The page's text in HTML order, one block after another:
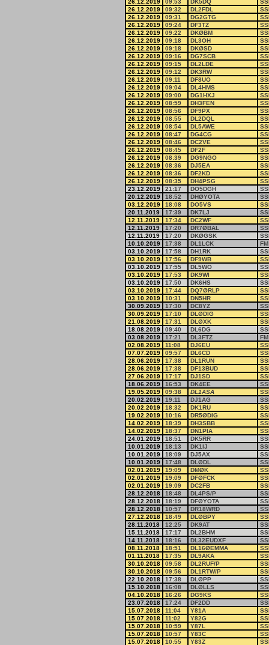
26.12.2019
09:53 DK5DQ
26.12.2019
09:32 DL2FDL
26.12.2019
09:31 DG2GTG
26.12.2019
09:24 DF3TZ
26.12.2019
09:22 DKØBM
26.12.2019
09:18 DL3OH
26.12.2019
09:18 DKØSD
26.12.2019
09:16 DG7SCB
26.12.2019
09:15 DL2LDE
26.12.2019
09:12 DK3RW
26.12.2019
09:11 DF8UO
26.12.2019
09:04 DL4HMS
26.12.2019
09:00 DG1HXJ
26.12.2019
08:59 DH3FEN
26.12.2019
08:56 DF9PX
26.12.2019
08:55 DL2DQL
26.12.2019
08:54 DL5AWE
26.12.2019
08:47 DG4CG
26.12.2019
08:46 DC2VE
26.12.2019
08:45 DF2F
26.12.2019
08:39 DG9NGO
26.12.2019
08:36 DJ5EA
26.12.2019
08:36 DF2KD
26.12.2019
08:35 DH4PSG
23.12.2019
21:17 DO5DGH
20.12.2019
18:52 DHØYOTA
03.12.2019
18:08 DO5VS
20.11.2019
17:39 DK7LJ
12.11.2019
17:34 DC2WF
12.11.2019
17:20 DR7ØBAL
12.11.2019
17:20 DKØGSK
10.10.2019
17:38 DL1LCK
FM
03.10.2019
17:58 DH1RK
03.10.2019
17:56 DF9WB
03.10.2019
17:55 DL5WO
03.10.2019
17:53 DK9WI
03.10.2019
17:50 DK6HS
03.10.2019
17:44 DQ7ØRLP
03.10.2019
10:31 DN5HR
30.09.2019
17:30 DC8YZ
30.09.2019
17:10 DLØDIG
21.08.2019
17:31 DLØXK
18.08.2019
09:40 DL6DG
03.08.2019
17:21 DL3FTZ
FM
02.08.2019
11:08 DJ6EU
07.07.2019
09:57 DL6CD
28.06.2019
17:38 DL1RUN
28.06.2019
17:38 DF13BUD
27.06.2019
17:17 DJ1SD
18.06.2019
16:53 DK4EE
19.05.2019
09:38 DL1ASA
20.02.2019
19:11 DJ1AG
20.02.2019
18:32 DK1RU
19.02.2019
10:16 DR5ØDIG
14.02.2019
18:39 DH3SBB
14.02.2019
18:37 DN1PIA
24.01.2019
18:51 DK5RR
10.01.2019
18:13 DK1IJ
10.01.2019
18:09 DJ5AX
10.01.2019
17:48 DLØDL
02.01.2019
19:09 DMØK
02.01.2019
19:09 DFØFCK
02.01.2019
19:09 DC2FB
28.12.2018
18:48 DL4PS/P
28.12.2018
18:19 DFØYOTA
28.12.2018
10:57 DR18WRD
27.12.2018
18:49 DLØBPY
28.11.2018
12:25 DK9AT
15.11.2018
17:17 DL2BHM
14.11.2018
18:16 DL32EUDXF
08.11.2018
18:51 DL16ØEMMA
01.11.2018
17:35 DL9AKA
30.10.2018
09:58 DL2RUF/P
30.10.2018
09:56 DL1RTW/P
22.10.2018
17:38 DLØPP
15.10.2018
16:08 DLØLLS
04.10.2018
16:26 DG9KS
23.07.2018
17:24 DF2DD
15.07.2018
11:04 Y81A
15.07.2018
11:02 Y82G
15.07.2018
10:59 Y87L
15.07.2018
10:57 Y83C
15.07.2018
10:55 Y83Z